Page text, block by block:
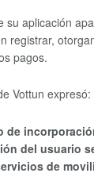
su aplicación
registrar,
pagos.
Vottun expresó:
de
del usuario
de